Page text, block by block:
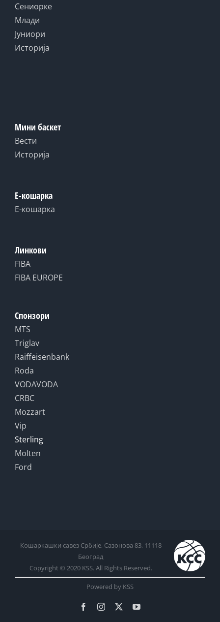
Сениорке
Млади
Јуниори
Историја
Мини баскет
Вести
Историја
Е-кошарка
Е-кошарка
Линкови
FIBA
FIBA EUROPE
Спонзори
MTS
Triglav
Raiffeisenbank
Roda
VODAVODA
CRBC
Mozzart
Vip
Sterling
Molten
Ford
Кошаркашки савез Србије, Сазонова 83, 11118
Београд
Copyright © 2020 KSS. All Rights Reserved.
Powered by KSS
FacebookInstagram YouTube